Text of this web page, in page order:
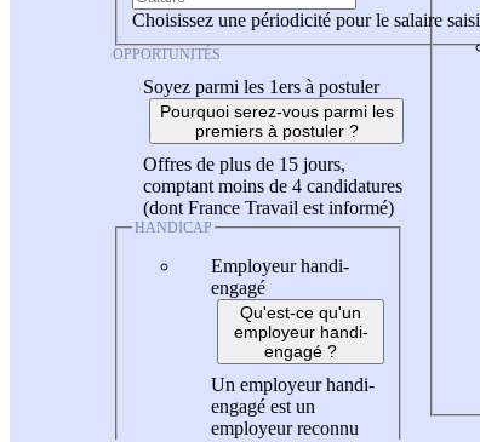
Choisissez une périodicité pour le salaire saisi
OPPORTUNITÉS
Soyez parmi les 1ers à postuler
Pourquoi serez-vous parmi les
premiers à postuler ?
Offres de plus de 15 jours,
comptant moins de 4 candidatures
(dont France Travail est informé)
HANDICAP
Employeur handi-
engagé
Qu'est-ce qu'un
employeur handi-
engagé ?
Un employeur handi-
engagé est un
employeur reconnu